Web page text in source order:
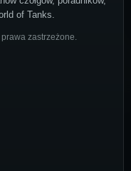
of Tanks.
zastrzeżone.